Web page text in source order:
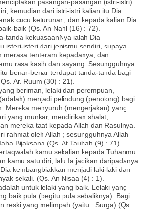
pasangan-pasangan (istri-istri)
kemudian dari istri-istri kalian itu Dia
cucu keturunan, dan kepada kalian Dia
baik (Qs. An Nahl (16) : 72).
tanda kekuasaanNya ialah Dia
isteri-isteri dari jenismu sendiri, supaya
merasa tenteram kepadanya, dan
rasa kasih dan sayang. Sesungguhnya
benar-benar terdapat tanda-tanda bagi
Ar. Ruum (30) : 21).
beriman, lelaki dan perempuan,
menjadi pelindung (penolong) bagi
Mereka menyuruh (mengerjakan) yang
yang munkar, mendirikan shalat,
mereka taat kepada Allah dan Rasulnya.
rahmat oleh Allah ; sesungguhnya Allah
Bijaksana (Qs. At Taubah (9) : 71).
kamu sekalian kepada Tuhanmu
kamu satu diri, lalu Ia jadikan daripadanya
kembangbiakkan menjadi laki-laki dan
sekali. (Qs. An Nisaa (4) : 1).
untuk lelaki yang baik. Lelaki yang
baik pula (begitu pula sebaliknya). Bagi
reski yang melimpah (yaitu : Surga) (Qs.